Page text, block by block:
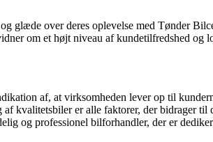
glæde over deres oplevelse med Tønder
om et højt niveau af kundetilfredshed og
af, at virksomheden lever op til
kvalitetsbiler er alle faktorer, der bidrager
og professionel bilforhandler, der er